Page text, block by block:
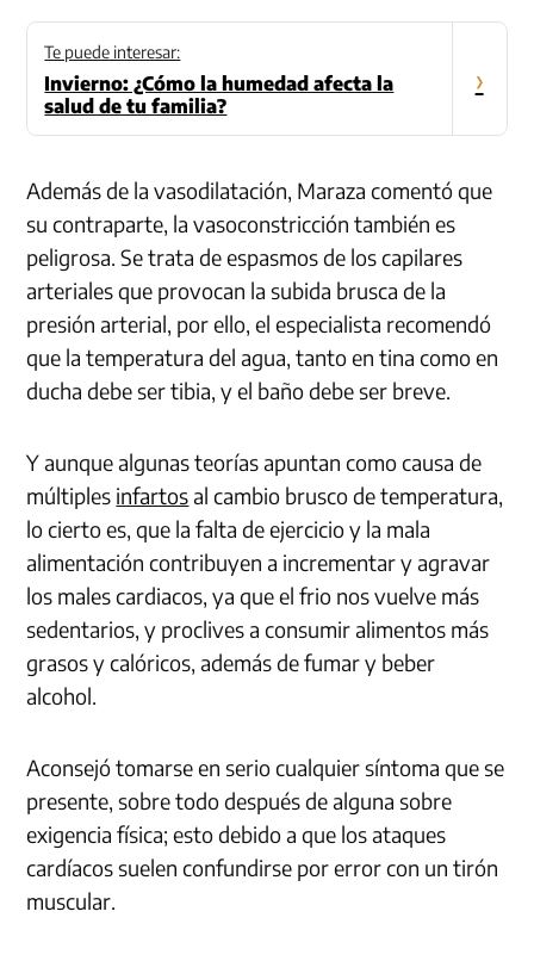
Te puede interesar:
Invierno: ¿Cómo la humedad afecta la
salud de tu familia?
›
Además de la vasodilatación, Maraza comentó que
su contraparte, la vasoconstricción también es
peligrosa. Se trata de espasmos de los capilares
arteriales que provocan la subida brusca de la
presión arterial, por ello, el especialista recomendó
que la temperatura del agua, tanto en tina como en
ducha debe ser tibia, y el baño debe ser breve.
Y aunque algunas teorías apuntan como causa de
múltiples infartosal cambio brusco de temperatura,
lo cierto es, que la falta de ejercicio y la mala
alimentación contribuyen a incrementar y agravar
los males cardiacos, ya que el frio nos vuelve más
sedentarios, y proclives a consumir alimentos más
grasos y calóricos, además de fumar y beber
alcohol.
Aconsejó tomarse en serio cualquier síntoma que se
presente, sobre todo después de alguna sobre
exigencia física; esto debido a que los ataques
cardíacos suelen confundirse por error con un tirón
muscular.